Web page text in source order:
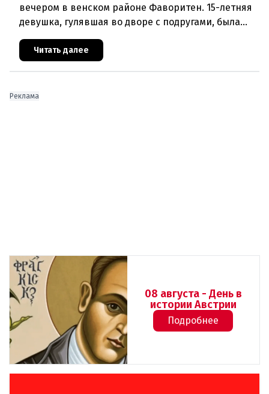
вечером в венском районе Фаворитен. 15-летняя
девушка, гулявшая во дворе с подругами, была
ранена выстрелом из пневматического оружия.
Полиция задержала двух п
Читать далее
Реклама
08 августа - День в
истории Австрии
Подробнее